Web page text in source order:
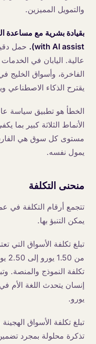
والتمويل المميزين.
with AI assist).
حمل
عالية. اليابان في الخدمات
الفاخرة، وأسواق الخليج
يقترح الذكاء الاصطناعي
الخطأ هو تطبيق سياسة
الأنماط الثلاثة كبير
مستوى كل سوق هي
يمول نفسه.
منحنى التكلفة
تتجمع أرقام التكلفة في
يمكن التنبؤ بها.
تبلغ تكلفة الأسواق التي
تكلفة النموذج والمنصة.
يورو.
تذكرة محلولة بمجرد